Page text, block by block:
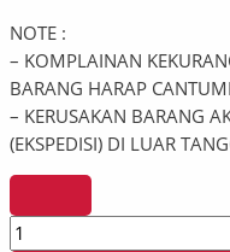
NOTE :
– KOMPLAINAN
BARANG HARAP
– KERUSAKAN BARANG
(EKSPEDISI) DI LUAR